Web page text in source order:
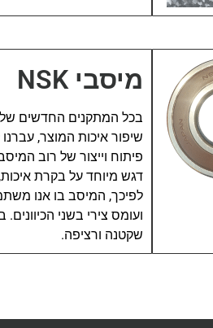
מיסבי NSK
בכל המתקנים החדשים
דגש מיוחד על בקרת
לפיכך, המיסב בו אנו
ועומס צירי בשני
שקטנה ורציפה.